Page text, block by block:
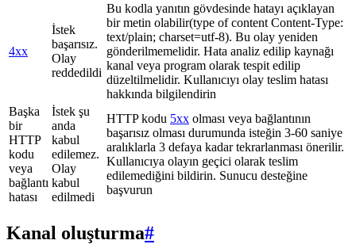
4xx
İstek
başarısız.
Olay
reddedildi
Bu kodla yanıtın gövdesinde hatayı açıklayan
bir metin olabilir(type of content Content-Type:
text/plain; charset=utf-8). Bu olay yeniden
gönderilmemelidir. Hata analiz edilip kaynağı
kanal veya program olarak tespit edilip
düzeltilmelidir. Kullanıcıyı olay teslim hatası
hakkında bilgilendirin
Başka
bir
HTTP
kodu
veya
bağlantı
hatası
İstek şu
anda
kabul
edilemez.
Olay
kabul
edilmedi
HTTP kodu 5xx olması veya bağlantının
başarısız olması durumunda isteğin 3-60 saniye
aralıklarla 3 defaya kadar tekrarlanması önerilir.
Kullanıcıya olayın geçici olarak teslim
edilemediğini bildirin. Sunucu desteğine
başvurun
Kanal oluşturma#